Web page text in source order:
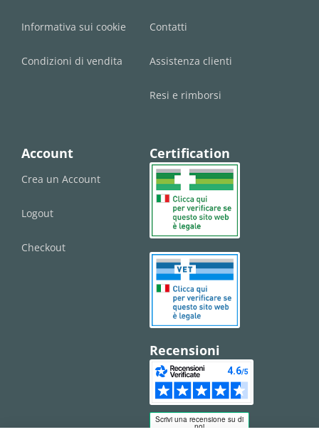
Informativa sui cookie
Condizioni di vendita
Contatti
Assistenza clienti
Resi e rimborsi
Account
Crea un Account
Logout
Checkout
Certification
Recensioni